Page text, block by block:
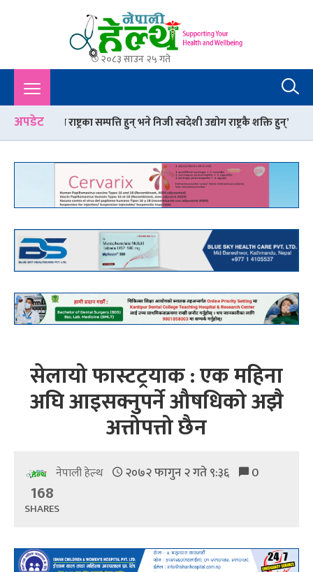
Nepali Health
A Complete Health News Portal From Nepal : Article, Tips,
Sex, Beauty, Policy, Interview, International Health, Nepal
Health,
२०८३ साउन २५ गते
अपडेटसम्पत्ति हुन् भने निजी स्वदेशी उद्योग राष्ट्रकै शक्ति हुन्’ गर्मी मौसममा
सेलायो फास्टट्रयाक : एक महिना
अघि आइसक्नुपर्ने औषधिको अझै
अत्तोपत्तो छैन
नेपाली हेल्थ २०७२ फागुन २ गते ९:३६ 0
168
SHARES